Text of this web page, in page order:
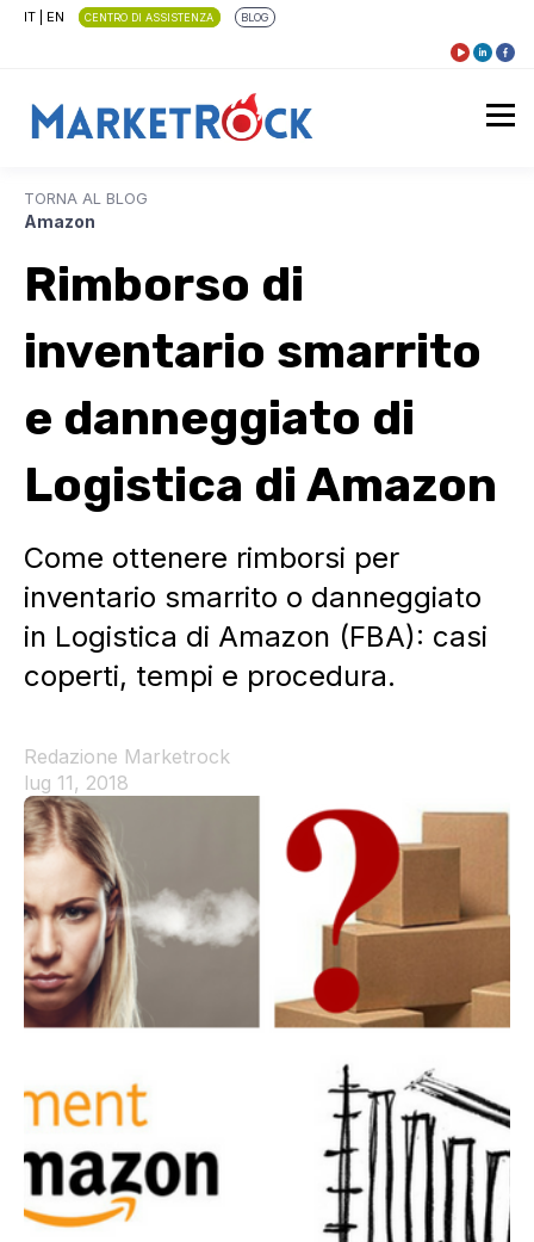
IT EN CENTRO DI ASSISTENZA BLOG
TORNA AL BLOG
Amazon
Rimborso di
inventario smarrito
e danneggiato di
Logistica di Amazon
Come ottenere rimborsi per
inventario smarrito o danneggiato
in Logistica di Amazon (FBA): casi
coperti, tempi e procedura.
Redazione Marketrock
lug 11, 2018